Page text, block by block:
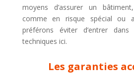
moyens d’assurer un
comme en risque spécial ou
préférons éviter d’entrer
techniques ici.
Les garanties